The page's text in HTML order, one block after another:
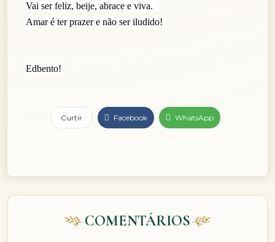
Vai ser feliz, beije, abrace e viva.
Amar é ter prazer e não ser iludido!
Edbento!
Curtir Facebook WhatsApp
COMENTÁRIOS